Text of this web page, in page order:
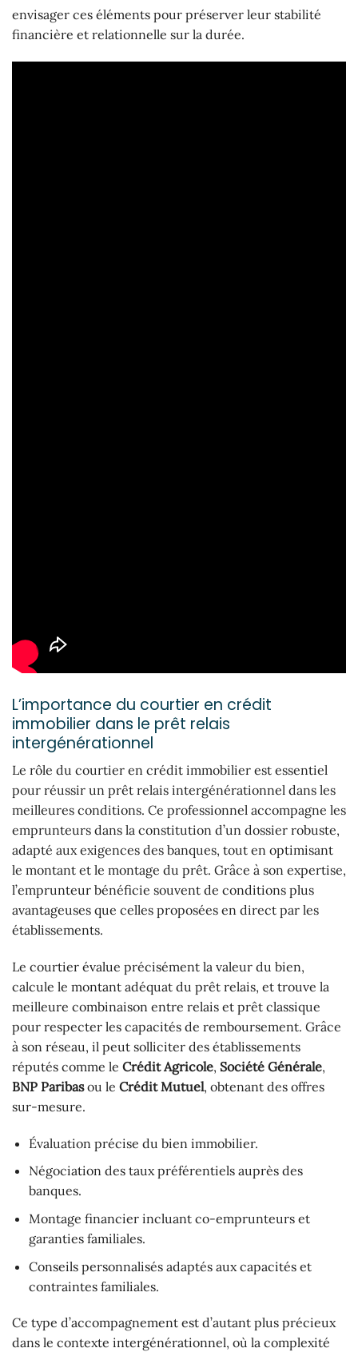
envisager ces éléments pour préserver leur stabilité
financière et relationnelle sur la durée.
L’importance du courtier en crédit
immobilier dans le prêt relais
intergénérationnel
Le rôle du courtier en crédit immobilier est essentiel
pour réussir un prêt relais intergénérationnel dans les
meilleures conditions. Ce professionnel accompagne les
emprunteurs dans la constitution d’un dossier robuste,
adapté aux exigences des banques, tout en optimisant
le montant et le montage du prêt. Grâce à son expertise,
l’emprunteur bénéficie souvent de conditions plus
avantageuses que celles proposées en direct par les
établissements.
Le courtier évalue précisément la valeur du bien,
calcule le montant adéquat du prêt relais, et trouve la
meilleure combinaison entre relais et prêt classique
pour respecter les capacités de remboursement. Grâce
à son réseau, il peut solliciter des établissements
réputés comme le Crédit Agricole, Société Générale,
BNP Paribasou le Crédit Mutuel, obtenant des offres
sur-mesure.
Évaluation précise du bien immobilier.
Négociation des taux préférentiels auprès des
banques.
Montage financier incluant co-emprunteurs et
garanties familiales.
Conseils personnalisés adaptés aux capacités et
contraintes familiales.
Ce type d’accompagnement est d’autant plus précieux
dans le contexte intergénérationnel, où la complexité